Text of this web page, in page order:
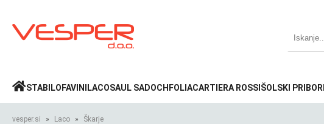
Prijava»
STABILO FAVINI LACOSAUL SADOCH FOLIACARTIERA ROSSI ŠOLSKI PRIBOR
vesper.si Laco Škarje